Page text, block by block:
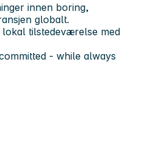
innen boring,
globalt.
tilstedeværelse med
- while always